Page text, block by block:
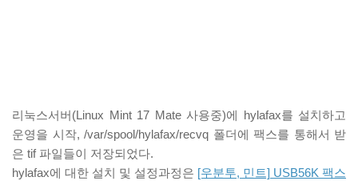
리눅스서버(Linux Mint 17 Mate 사용중)에 hylafax를 설치하고
운영을 시작, /var/spool/hylafax/recvq 폴더에 팩스를 통해서 받
은 tif 파일들이 저장되었다.
hylafax에 대한 설치 및 설정과정은 [우분투, 민트] USB56K 팩스